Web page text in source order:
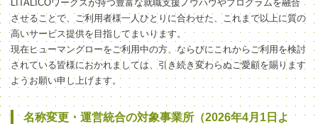
LITALICOワークスが持つ豊富な就職支援ノウハウやプログラムを融合
させることで、ご利用者様一人ひとりに合わせた、これまで以上に質の
高いサービス提供を目指してまいります。
現在ヒューマングローをご利用中の方、ならびにこれからご利用を検討
されている皆様におかれましては、引き続き変わらぬご愛顧を賜ります
ようお願い申し上げます。
名称変更・運営統合の対象事業所（2026年4月1日よ